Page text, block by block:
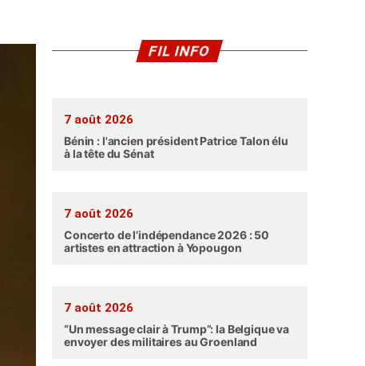
FIL INFO
7 août 2026
Bénin : l'ancien président Patrice Talon élu
à la tête du Sénat
7 août 2026
Concerto de l’indépendance 2026 : 50
artistes en attraction à Yopougon
7 août 2026
“Un message clair à Trump”: la Belgique va
envoyer des militaires au Groenland